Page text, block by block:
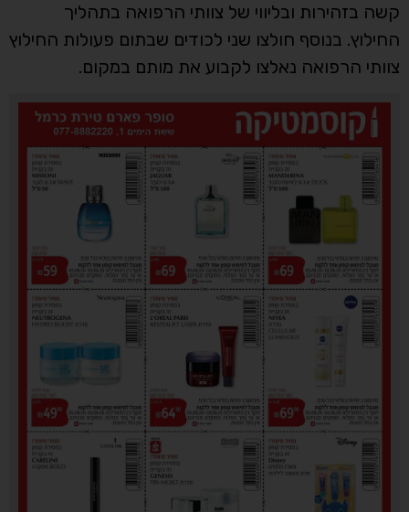
קשה בזהירות ובליווי של צוותי הרפואה בתהליך
החילוץ. בנוסף חולצו שני לכודים שבתום פעולות החילוץ
צוותי הרפואה נאלצו לקבוע את מותם במקום.